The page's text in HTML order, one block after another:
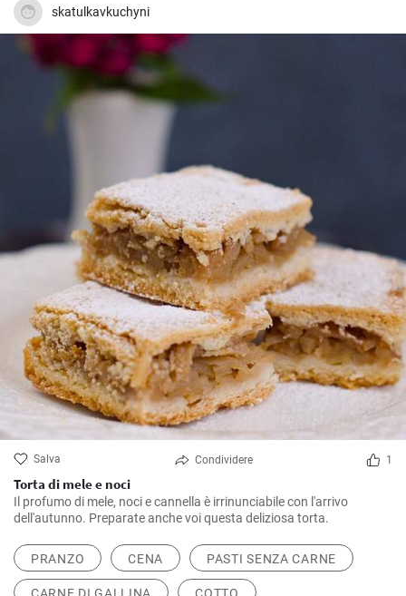
skatulkavkuchyni
Salva Condividere 1
Torta di mele e noci
Il profumo di mele, noci e cannella è irrinunciabile con l'arrivo
dell'autunno. Preparate anche voi questa deliziosa torta.
PRANZO CENA PASTI SENZA CARNE